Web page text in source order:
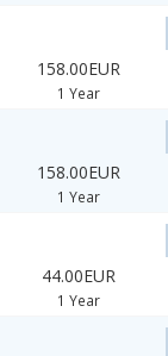
158.00EUR
1 Year
158.00EUR
1 Year
44.00EUR
1 Year